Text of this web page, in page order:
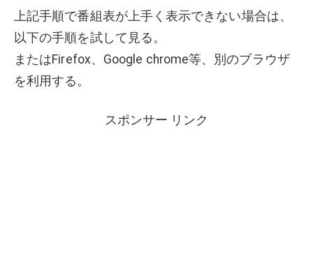
上記手順で番組表が上手く表示できない場合は、
以下の手順を試して見る。
またはFirefox、Google chrome等、別のブラウザ
を利用する。
スポンサー リンク